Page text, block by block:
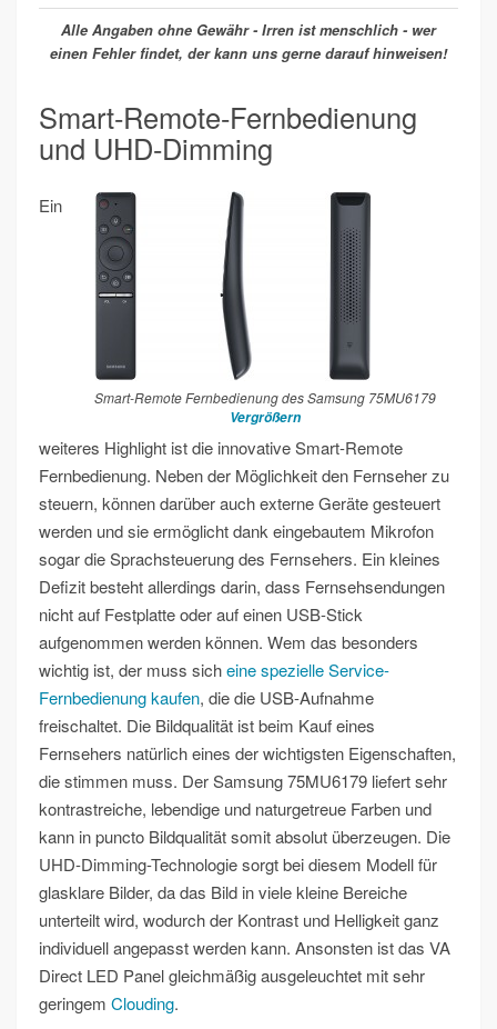
Alle Angaben ohne Gewähr - Irren ist menschlich - wer
einen Fehler findet, der kann uns gerne darauf hinweisen!
Smart-Remote-Fernbedienung
und UHD-Dimming
Smart-Remote Fernbedienung des Samsung 75MU6179
Vergrößern
Ein
weiteres Highlight ist die innovative Smart-Remote
Fernbedienung. Neben der Möglichkeit den Fernseher zu
steuern, können darüber auch externe Geräte gesteuert
werden und sie ermöglicht dank eingebautem Mikrofon
sogar die Sprachsteuerung des Fernsehers. Ein kleines
Defizit besteht allerdings darin, dass Fernsehsendungen
nicht auf Festplatte oder auf einen USB-Stick
aufgenommen werden können. Wem das besonders
wichtig ist, der muss sicheine spezielle Service-
Fernbedienung kaufen, die die USB-Aufnahme
freischaltet. Die Bildqualität ist beim Kauf eines
Fernsehers natürlich eines der wichtigsten Eigenschaften,
die stimmen muss. Der Samsung 75MU6179 liefert sehr
kontrastreiche, lebendige und naturgetreue Farben und
kann in puncto Bildqualität somit absolut überzeugen. Die
UHD-Dimming-Technologie sorgt bei diesem Modell für
glasklare Bilder, da das Bild in viele kleine Bereiche
unterteilt wird, wodurch der Kontrast und Helligkeit ganz
individuell angepasst werden kann. Ansonsten ist das VA
Direct LED Panel gleichmäßig ausgeleuchtet mit sehr
geringem Clouding.